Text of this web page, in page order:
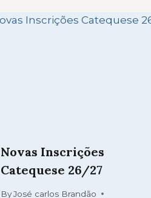
Novas Inscrições
Catequese 26/27
ByJosé carlos Brandão